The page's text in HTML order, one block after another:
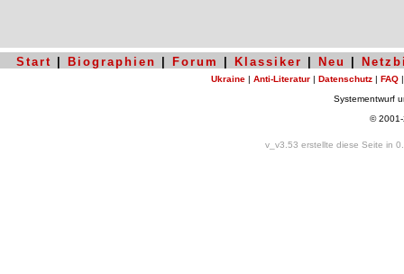
Start Biographien Forum Klassiker Neu
Ukraine | Anti-Literatur | Datenschutz | FAQ
Systementwurf
©
v_v3.53 erstellte diese Seite in